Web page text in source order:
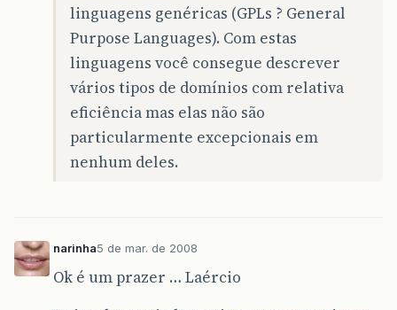
linguagens genéricas (GPLs ? General
Purpose Languages). Com estas
linguagens você consegue descrever
vários tipos de domínios com relativa
eficiência mas elas não são
particularmente excepcionais em
nenhum deles.
narinha5 de mar. de 2008
Ok é um prazer … Laércio